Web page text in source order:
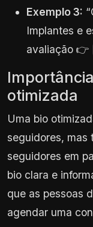
Exemplo 3:
Implantes e
avaliação 👉
otimizada
Uma bio
seguidores, mas
seguidores em
bio clara e
que as pessoas
agendar uma